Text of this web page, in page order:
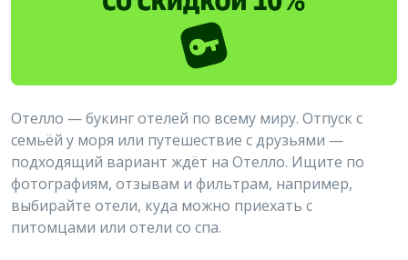
Отелло — букинг отелей по всему миру. Отпуск с
семьёй у моря или путешествие с друзьями —
подходящий вариант ждёт на Отелло. Ищите по
фотографиям, отзывам и фильтрам, например,
выбирайте отели, куда можно приехать с
питомцами или отели со спа.